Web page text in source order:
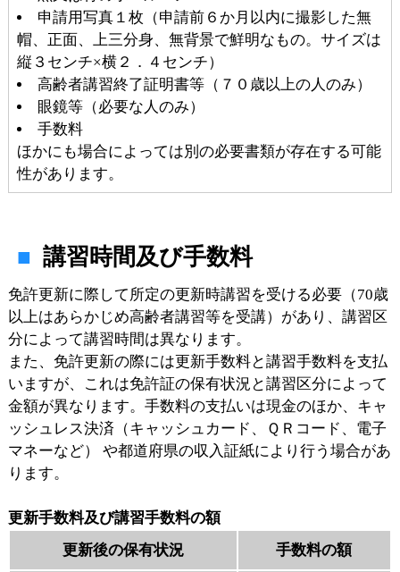
申請用写真１枚（申請前６か月以内に撮影した無
帽、正面、上三分身、無背景で鮮明なもの。サイズは
縦３センチ×横２．４センチ）
高齢者講習終了証明書等（７０歳以上の人のみ）
眼鏡等（必要な人のみ）
手数料
ほかにも場合によっては別の必要書類が存在する可能
性があります。
講習時間及び手数料
免許更新に際して所定の更新時講習を受ける必要（70歳
以上はあらかじめ高齢者講習等を受講）があり、講習区
分によって講習時間は異なります。
また、免許更新の際には更新手数料と講習手数料を支払
いますが、これは免許証の保有状況と講習区分によって
金額が異なります。手数料の支払いは現金のほか、キャ
ッシュレス決済（キャッシュカード、ＱＲコード、電子
マネーなど） や都道府県の収入証紙により行う場合があ
ります。
更新手数料及び講習手数料の額
更新後の保有状況
手数料の額